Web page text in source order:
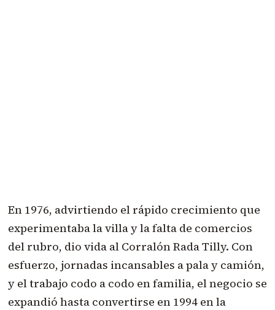
En 1976, advirtiendo el rápido crecimiento que
experimentaba la villa y la falta de comercios
del rubro, dio vida al Corralón Rada Tilly. Con
esfuerzo, jornadas incansables a pala y camión,
y el trabajo codo a codo en familia, el negocio se
expandió hasta convertirse en 1994 en la